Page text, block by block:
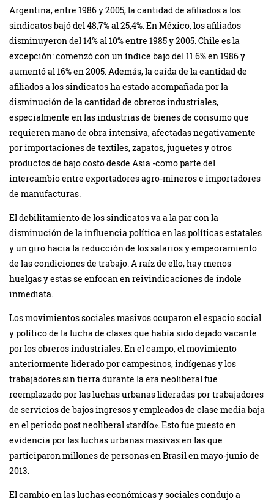
Argentina, entre 1986 y 2005, la cantidad de afiliados a los
sindicatos bajó del 48,7% al 25,4%. En México, los afiliados
disminuyeron del 14% al 10% entre 1985 y 2005. Chile es la
excepción: comenzó con un índice bajo del 11.6% en 1986 y
aumentó al 16% en 2005. Además, la caída de la cantidad de
afiliados a los sindicatos ha estado acompañada por la
disminución de la cantidad de obreros industriales,
especialmente en las industrias de bienes de consumo que
requieren mano de obra intensiva, afectadas negativamente
por importaciones de textiles, zapatos, juguetes y otros
productos de bajo costo desde Asia -como parte del
intercambio entre exportadores agro-mineros e importadores
de manufacturas.
El debilitamiento de los sindicatos va a la par con la
disminución de la influencia política en las políticas estatales
y un giro hacia la reducción de los salarios y empeoramiento
de las condiciones de trabajo. A raíz de ello, hay menos
huelgas y estas se enfocan en reivindicaciones de índole
inmediata.
Los movimientos sociales masivos ocuparon el espacio social
y político de la lucha de clases que había sido dejado vacante
por los obreros industriales. En el campo, el movimiento
anteriormente liderado por campesinos, indígenas y los
trabajadores sin tierra durante la era neoliberal fue
reemplazado por las luchas urbanas lideradas por trabajadores
de servicios de bajos ingresos y empleados de clase media baja
en el periodo post neoliberal «tardío». Esto fue puesto en
evidencia por las luchas urbanas masivas en las que
participaron millones de personas en Brasil en mayo-junio de
2013.
El cambio en las luchas económicas y sociales condujo a